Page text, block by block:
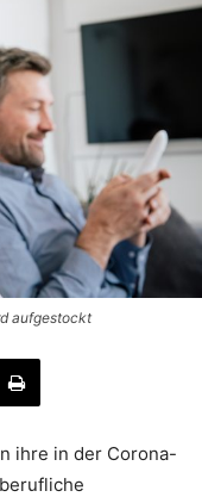
aufgestockt
ihre in der Corona-